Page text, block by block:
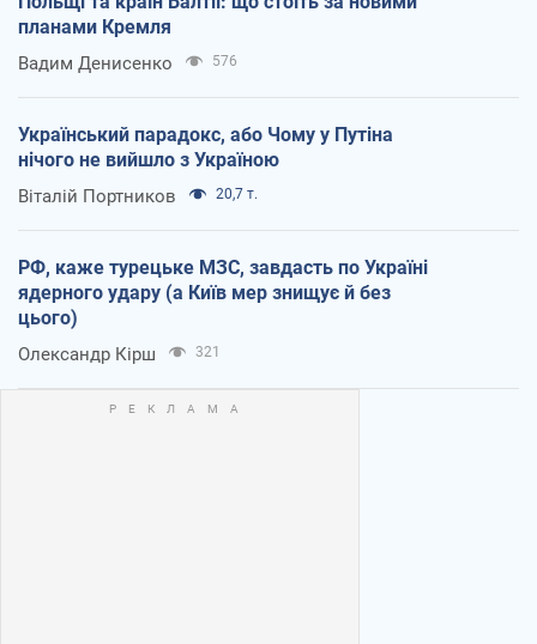
планами Кремля
Вадим Денисенко 576
Український парадокс, або Чому у Путіна
нічого не вийшло з Україною
Віталій Портников 20,7 т.
РФ, каже турецьке МЗС, завдасть по Україні
ядерного удару (а Київ мер знищує й без
цього)
Олександр Кірш 321